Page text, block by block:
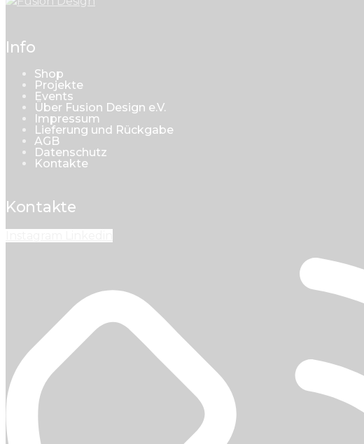
Info
Shop
Projekte
Events
Über Fusion Design e.V.
Impressum
Lieferung und Rückgabe
AGB
Datenschutz
Kontakte
Kontakte